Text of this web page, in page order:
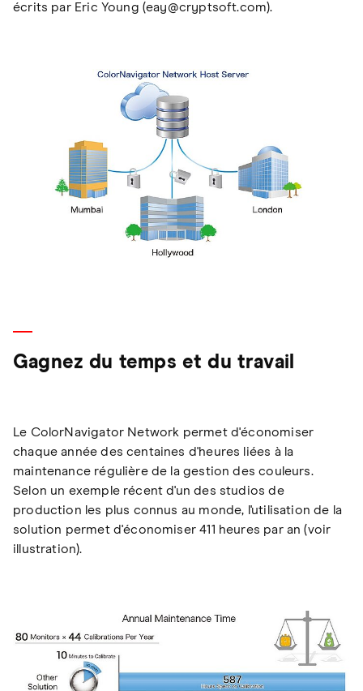
écrits par Eric Young (eay@cryptsoft.com).
Gagnez du temps et du travail
Le ColorNavigator Network permet d'économiser
chaque année des centaines d'heures liées à la
maintenance régulière de la gestion des couleurs.
Selon un exemple récent d'un des studios de
production les plus connus au monde, l'utilisation de la
solution permet d'économiser 411 heures par an (voir
illustration).